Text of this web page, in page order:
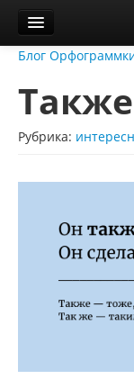
Орфограммка
Библиотека
Блог
Справка
Блог
Рубрика: